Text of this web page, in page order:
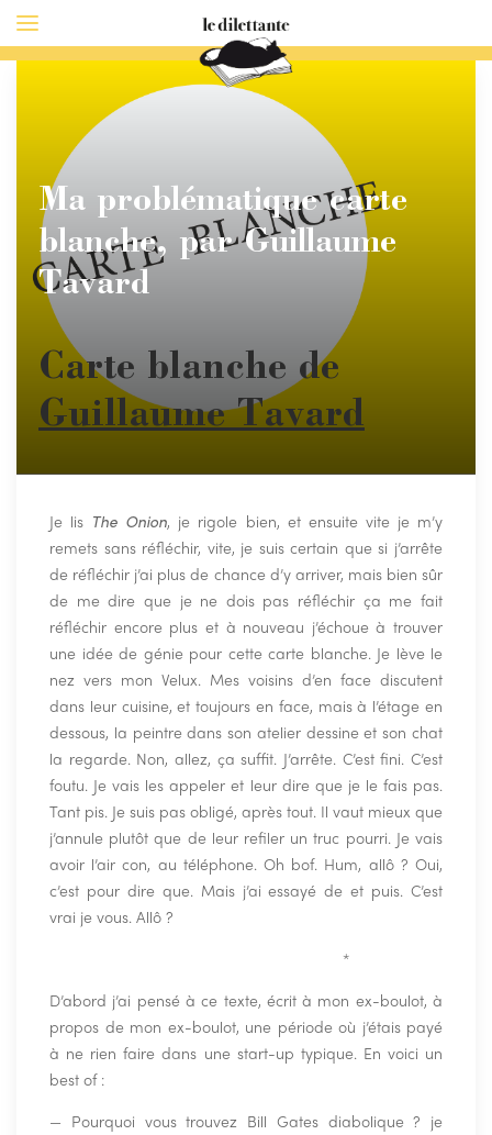
Ma problématique carte
blanche, par Guillaume
Tavard
Carte blanche de
Guillaume Tavard
Je lis The Onion, je rigole bien, et ensuite vite je m’y
remets sans réfléchir, vite, je suis certain que si j’arrête
de réfléchir j’ai plus de chance d’y arriver, mais bien sûr
de me dire que je ne dois pas réfléchir ça me fait
réfléchir encore plus et à nouveau j’échoue à trouver
une idée de génie pour cette carte blanche. Je lève le
nez vers mon Velux. Mes voisins d’en face discutent
dans leur cuisine, et toujours en face, mais à l’étage en
dessous, la peintre dans son atelier dessine et son chat
la regarde. Non, allez, ça suffit. J’arrête. C’est fini. C’est
foutu. Je vais les appeler et leur dire que je le fais pas.
Tant pis. Je suis pas obligé, après tout. Il vaut mieux que
j’annule plutôt que de leur refiler un truc pourri. Je vais
avoir l’air con, au téléphone. Oh bof. Hum, allô ? Oui,
c’est pour dire que. Mais j’ai essayé de et puis. C’est
vrai je vous. Allô ?
*
D’abord j’ai pensé à ce texte, écrit à mon ex-boulot, à
propos de mon ex-boulot, une période où j’étais payé
à ne rien faire dans une start-up typique. En voici un
best of :
— Pourquoi vous trouvez Bill Gates diabolique ? je